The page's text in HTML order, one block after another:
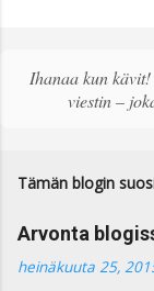
ä
k
e
t
i
Ihanaa kun
viestin –
Tämän blogin
Arvonta
heinäkuuta 25,